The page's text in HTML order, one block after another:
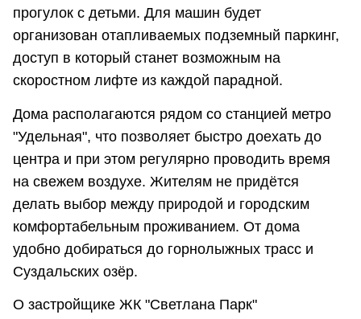
прогулок с детьми. Для машин будет
организован отапливаемых подземный паркинг,
доступ в который станет возможным на
скоростном лифте из каждой парадной.
Дома располагаются рядом со станцией метро
"Удельная", что позволяет быстро доехать до
центра и при этом регулярно проводить время
на свежем воздухе. Жителям не придётся
делать выбор между природой и городским
комфортабельным проживанием. От дома
удобно добираться до горнолыжных трасс и
Суздальских озёр.
О застройщике ЖК "Светлана Парк"